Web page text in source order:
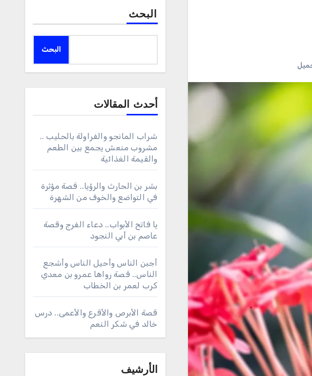
البحث
البحث
أحدث المقالات
شراب المانجو والفراولة بالحليب ..
مشروب منعش يجمع بين الطعم
والقيمة الغذائية
بشر بن الحارث والرؤيا.. قصة مؤثرة
في التواضع والخوف من الشهرة
يا فاتح الأبواب.. دعاء الفرج وقصة
عاصم بن أبي النجود
أجبن الناس وأحيل الناس وأشجع
الناس.. قصة رواها عمرو بن معدي
كرب لعمر بن الخطاب
قصة الأبرص والأقرع والأعمى.. درس
خالد في شكر النعم
الأرشيف